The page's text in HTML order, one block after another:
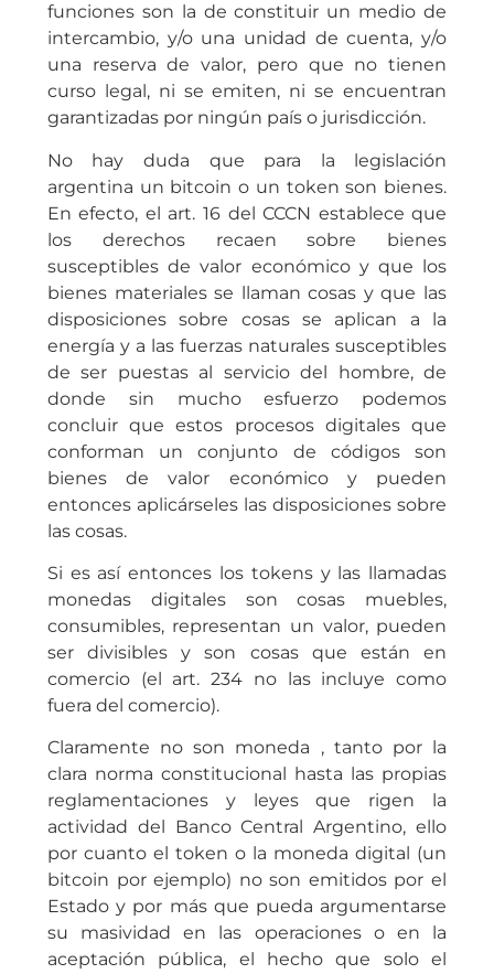
funciones son la de constituir un medio de
intercambio, y/o una unidad de cuenta, y/o
una reserva de valor, pero que no tienen
curso legal, ni se emiten, ni se encuentran
garantizadas por ningún país o jurisdicción.
No hay duda que para la legislación
argentina un bitcoin o un token son bienes.
En efecto, el art. 16 del CCCN establece que
los derechos recaen sobre bienes
susceptibles de valor económico y que los
bienes materiales se llaman cosas y que las
disposiciones sobre cosas se aplican a la
energía y a las fuerzas naturales susceptibles
de ser puestas al servicio del hombre, de
donde sin mucho esfuerzo podemos
concluir que estos procesos digitales que
conforman un conjunto de códigos son
bienes de valor económico y pueden
entonces aplicárseles las disposiciones sobre
las cosas.
Si es así entonces los tokens y las llamadas
monedas digitales son cosas muebles,
consumibles, representan un valor, pueden
ser divisibles y son cosas que están en
comercio (el art. 234 no las incluye como
fuera del comercio).
Claramente no son moneda , tanto por la
clara norma constitucional hasta las propias
reglamentaciones y leyes que rigen la
actividad del Banco Central Argentino, ello
por cuanto el token o la moneda digital (un
bitcoin por ejemplo) no son emitidos por el
Estado y por más que pueda argumentarse
su masividad en las operaciones o en la
aceptación pública, el hecho que solo el